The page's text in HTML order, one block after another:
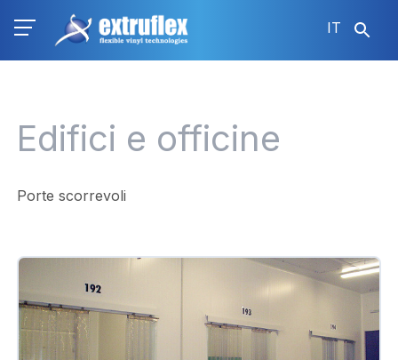
IT
Edifici e officine
Porte scorrevoli